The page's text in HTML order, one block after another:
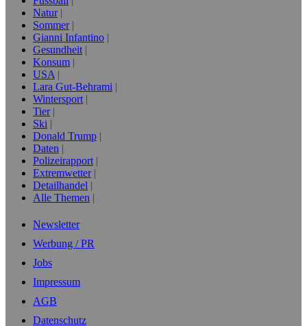
Natur
Sommer
Gianni Infantino
Gesundheit
Konsum
USA
Lara Gut-Behrami
Wintersport
Tier
Ski
Donald Trump
Daten
Polizeirapport
Extremwetter
Detailhandel
Alle Themen
Newsletter
Werbung / PR
Jobs
Impressum
AGB
Datenschutz